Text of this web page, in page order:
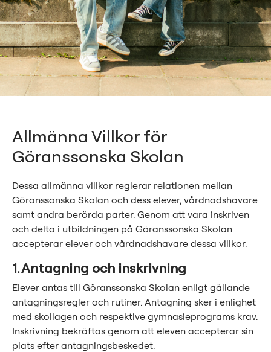
Allmänna Villkor för
Göranssonska Skolan
Dessa allmänna villkor reglerar relationen mellan
Göranssonska Skolan och dess elever, vårdnadshavare
samt andra berörda parter. Genom att vara inskriven
och delta i utbildningen på Göranssonska Skolan
accepterar elever och vårdnadshavare dessa villkor.
1. Antagning och inskrivning
Elever antas till Göranssonska Skolan enligt gällande
antagningsregler och rutiner. Antagning sker i enlighet
med skollagen och respektive gymnasieprograms krav.
Inskrivning bekräftas genom att eleven accepterar sin
plats efter antagningsbeskedet.